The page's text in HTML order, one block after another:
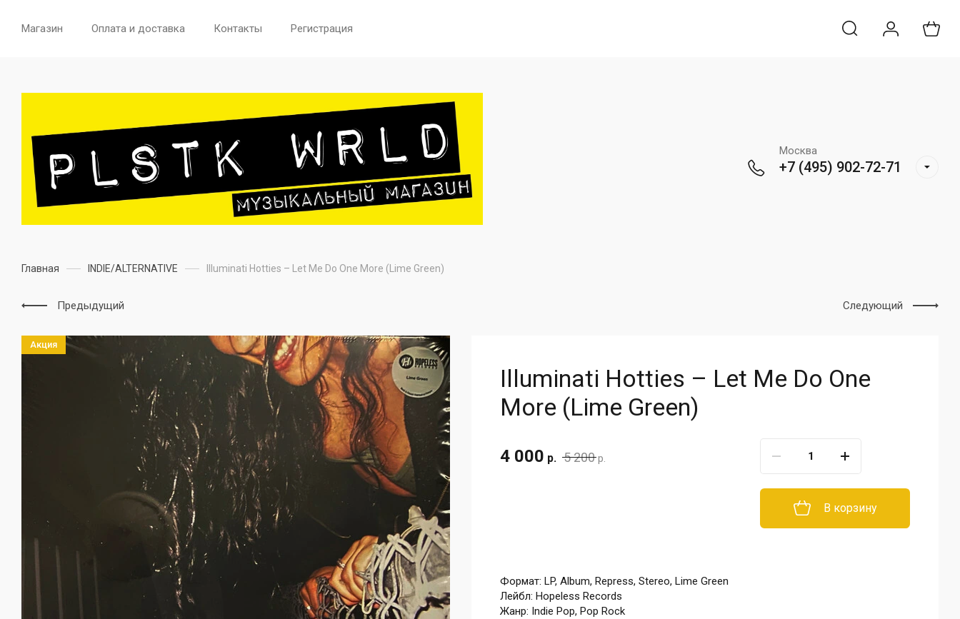
Магазин Оплата и доставка Контакты Регистрация
Москва
+7 (495) 902-72-71
Главная INDIE/ALTERNATIVE Illuminati Hotties – Let Me Do One More (Lime Green)
Предыдущий Следующий
Акция
Illuminati Hotties – Let Me Do One
More (Lime Green)
5 200р.
4 000 р.
В корзину
Формат: LP, Album, Repress, Stereo, Lime Green
Лейбл: Hopeless Records
Жанр: Indie Pop, Pop Rock